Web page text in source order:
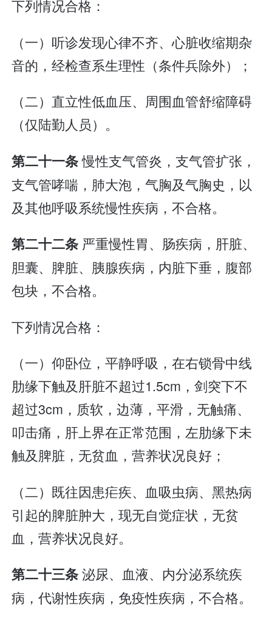
下列情况合格：
（一）听诊发现心律不齐、心脏收缩期杂
音的，经检查系生理性（条件兵除外）；
（二）直立性低血压、周围血管舒缩障碍
（仅陆勤人员）。
第二十一条慢性支气管炎，支气管扩张，
支气管哮喘，肺大泡，气胸及气胸史，以
及其他呼吸系统慢性疾病，不合格。
第二十二条 严重慢性胃、肠疾病，肝脏、
胆囊、脾脏、胰腺疾病，内脏下垂，腹部
包块，不合格。
下列情况合格：
（一）仰卧位，平静呼吸，在右锁骨中线
肋缘下触及肝脏不超过1.5cm，剑突下不
超过3cm，质软，边薄，平滑，无触痛、
叩击痛，肝上界在正常范围，左肋缘下未
触及脾脏，无贫血，营养状况良好；
（二）既往因患疟疾、血吸虫病、黑热病
引起的脾脏肿大，现无自觉症状，无贫
血，营养状况良好。
第二十三条泌尿、血液、内分泌系统疾
病，代谢性疾病，免疫性疾病，不合格。